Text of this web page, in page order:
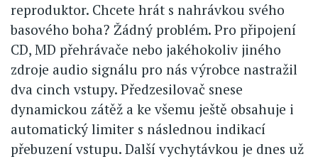
reproduktor. Chcete hrát s nahrávkou svého
basového boha? Žádný problém. Pro připojení
CD, MD přehrávače nebo jakéhokoliv jiného
zdroje audio signálu pro nás výrobce nastražil
dva cinch vstupy. Předzesilovač snese
dynamickou zátěž a ke všemu ještě obsahuje i
automatický limiter s následnou indikací
přebuzení vstupu. Další vychytávkou je dnes už